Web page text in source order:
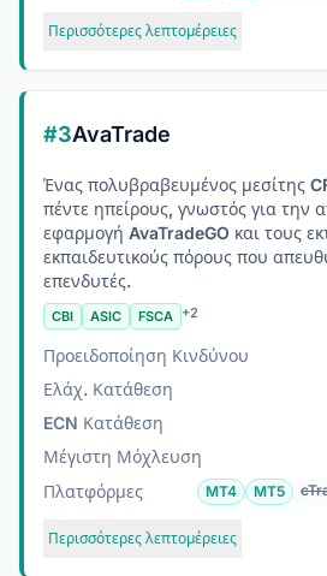
Περισσότερες λεπτομέρειες
#3AvaTrade
Ένας πολυβραβευμένος μεσίτης
πέντε ηπείρους, γνωστός για την
εφαρμογή AvaTradeGO και τους
εκπαιδευτικούς πόρους που
επενδυτές.
CBI ASIC FSCA +2
Προειδοποίηση Κινδύνου
Ελάχ. Κατάθεση
ECN Κατάθεση
Μέγιστη Μόχλευση
Πλατφόρμες
MT4 MT5
Περισσότερες λεπτομέρειες